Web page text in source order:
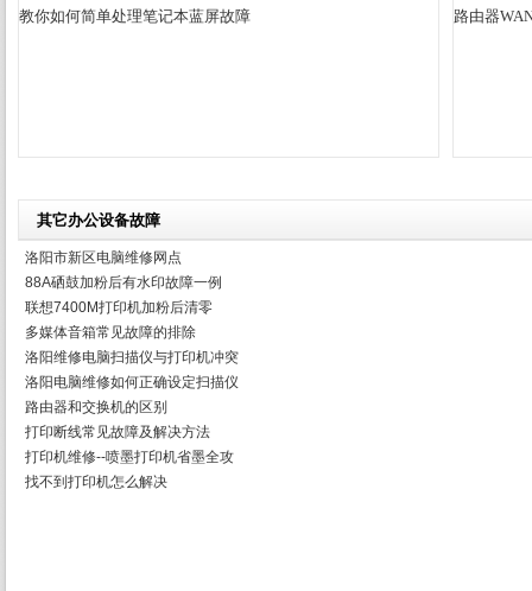
教你如何简单处理笔记本蓝屏故障
路由器
其它办公设备故障
洛阳市新区电脑维修网点
88A硒鼓加粉后有水印故障一例
联想7400M打印机加粉后清零
多媒体音箱常见故障的排除
洛阳维修电脑扫描仪与打印机冲突
洛阳电脑维修如何正确设定扫描仪
路由器和交换机的区别
打印断线常见故障及解决方法
打印机维修--喷墨打印机省墨全攻
找不到打印机怎么解决